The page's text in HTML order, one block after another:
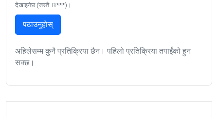
देखाइनेछ (जस्तै: B***)।
पठाउनुहोस्
अहिलेसम्म कुनै प्रतिक्रिया छैन। पहिलो प्रतिक्रिया तपाईंको हुन
सक्छ।